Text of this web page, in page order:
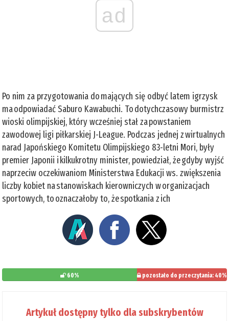
ad
Po nim za przygotowania do mających się odbyć latem igrzysk
ma odpowiadać Saburo Kawabuchi. To dotychczasowy burmistrz
wioski olimpijskiej, który wcześniej stał za powstaniem
zawodowej ligi piłkarskiej J-League. Podczas jednej z wirtualnych
narad Japońskiego Komitetu Olimpijskiego 83-letni Mori, były
premier Japonii i kilkukrotny minister, powiedział, że gdyby wyjść
naprzeciw oczekiwaniom Ministerstwa Edukacji ws. zwiększenia
liczby kobiet na stanowiskach kierowniczych w organizacjach
sportowych, to oznaczałoby to, że spotkania z ich
60% pozostało do przeczytania: 40%
Artykuł dostępny tylko dla subskrybentów